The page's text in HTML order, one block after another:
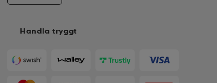
Handla tryggt